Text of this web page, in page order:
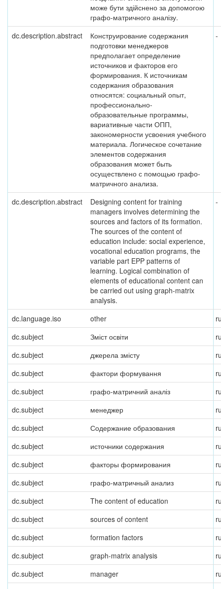
може бути здійснено за допомогою
графо-матричного аналізу.
dc.description.abstract
Конструирование содержания
подготовки менеджеров
предполагает определение
источников и факторов его
формирования. К источникам
содержания образования
относятся: социальный опыт,
профессионально-
образовательные программы,
вариативные части ОПП,
закономерности усвоения учебного
материала. Логическое сочетание
элементов содержания
образования может быть
осуществлено с помощью графо-
матричного анализа.
-
dc.description.abstract
Designing content for training
managers involves determining the
sources and factors of its formation.
The sources of the content of
education include: social experience,
vocational education programs, the
variable part EPP patterns of
learning. Logical combination of
elements of educational content can
be carried out using graph-matrix
analysis.
-
dc.language.iso other
dc.subject
Зміст освіти
dc.subject
джерела змісту
dc.subject
фактори формування
dc.subject
графо-матричний аналіз
dc.subject
менеджер
dc.subject
Содержание образования
dc.subject
источники содержания
dc.subject
факторы формирования
dc.subject
графо-матричный анализ
dc.subject
The content of education
dc.subject
sources of content
dc.subject
formation factors
dc.subject
graph-matrix analysis
dc.subject
manager